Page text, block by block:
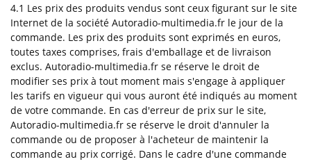
4.1 Les prix des produits vendus sont ceux figurant sur le site
Internet de la société Autoradio-multimedia.fr le jour de la
commande. Les prix des produits sont exprimés en euros,
toutes taxes comprises, frais d'emballage et de livraison
exclus. Autoradio-multimedia.fr se réserve le droit de
modifier ses prix à tout moment mais s'engage à appliquer
les tarifs en vigueur qui vous auront été indiqués au moment
de votre commande. En cas d'erreur de prix sur le site,
Autoradio-multimedia.fr se réserve le droit d'annuler la
commande ou de proposer à l'acheteur de maintenir la
commande au prix corrigé. Dans le cadre d'une commande